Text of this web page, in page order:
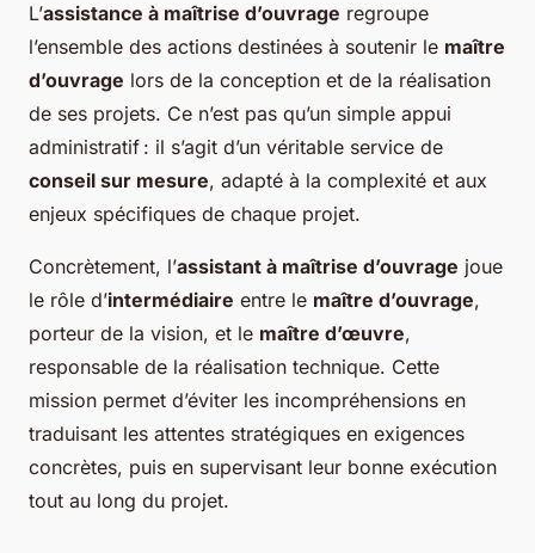
L’assistance à maîtrise d’ouvrage regroupe
l’ensemble des actions destinées à soutenir le maître
d’ouvrage lors de la conception et de la réalisation
de ses projets. Ce n’est pas qu’un simple appui
administratif : il s’agit d’un véritable service de
conseil sur mesure, adapté à la complexité et aux
enjeux spécifiques de chaque projet.
Concrètement, l’assistant à maîtrise d’ouvrage joue
le rôle d’intermédiaire entre le maître d’ouvrage,
porteur de la vision, et le maître d’œuvre,
responsable de la réalisation technique. Cette
mission permet d’éviter les incompréhensions en
traduisant les attentes stratégiques en exigences
concrètes, puis en supervisant leur bonne exécution
tout au long du projet.